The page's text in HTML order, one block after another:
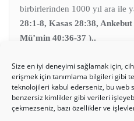
Size en iyi deneyimi sağlamak için,
erişmek için tanımlama bilgileri gibi
teknolojileri kabul ederseniz, bu web
benzersiz kimlikler gibi verileri
çekmezseniz, bazı özellikler ve
birbirlerinden 1000 yıl ara ile
28:1-8, Kasas 28:38,
Mü’min 40:36-37 )..
3).Nuh’un gemisi ‘Ağrı
‘Cudi dağı’ diyor. (Hud 11:
4).Gelelim Kuran’daki Yahudi